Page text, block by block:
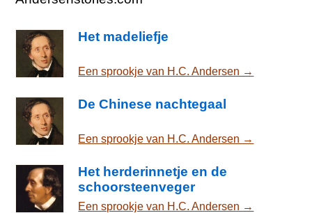
Het madeliefje
Een sprookje van H.C. Andersen →
De Chinese nachtegaal
Een sprookje van H.C. Andersen →
Het herderinnetje en de
schoorsteenveger
Een sprookje van H.C. Andersen →